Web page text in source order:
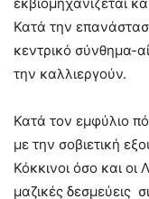
Κατά την
κεντρικό σύνθημα-
την καλλιεργούν.
Κατά τον εμφύλιο
με την σοβιετική
Κόκκινοι όσο και
μαζικές δεσμεύεις